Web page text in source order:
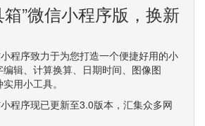
”微信小程序版，换新
程序致力于为您打造一个便捷好用的小
辑、计算换算、日期时间、图像图
用小工具。
程序现已更新至3.0版本，汇集众多网